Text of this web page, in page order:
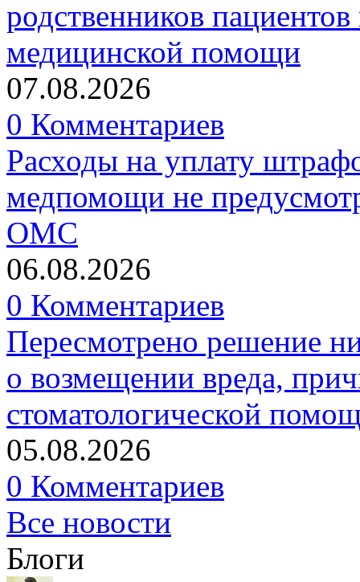
родственников
медицинской помощи
07.08.2026
0 Комментариев
Расходы на уплату
медпомощи не
ОМС
06.08.2026
0 Комментариев
Пересмотрено решение
о возмещении вреда,
стоматологической
05.08.2026
0 Комментариев
Все новости
Блоги